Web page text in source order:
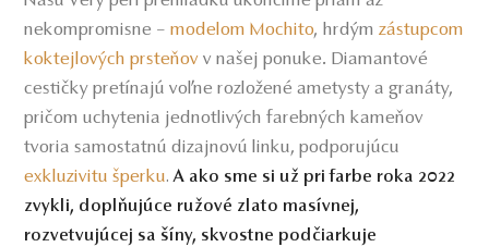
nekompromisne – modelom Mochito,hrdým zástupcom
koktejlových prsteňov v našej ponuke. Diamantové
cestičky pretínajú voľne rozložené ametysty a granáty,
pričom uchytenia jednotlivých farebných kameňov
tvoria samostatnú dizajnovú linku, podporujúcu
exkluzivitu šperku.A ako sme si už pri farbe roka 2022
zvykli, doplňujúce ružové zlato masívnej,
rozvetvujúcej sa šíny, skvostne podčiarkuje